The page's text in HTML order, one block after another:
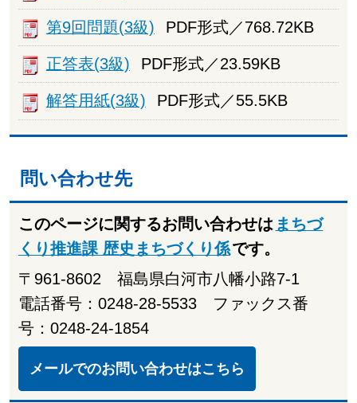
第9回問題(3級) PDF形式／768.72KB
正答表(3級) PDF形式／23.59KB
解答用紙(3級) PDF形式／55.5KB
問い合わせ先
このページに関するお問い合わせは まちづ
くり推進課 歴史まちづくり係です。
〒961-8602 福島県白河市八幡小路7-1
電話番号：0248-28-5533 ファックス番
号：0248-24-1854
メールでのお問い合わせはこちら